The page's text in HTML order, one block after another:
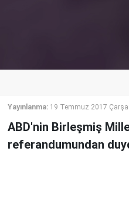
Yayınlanma: 19 Temmuz 2017
ABD'nin Birleşmiş
referandumundan